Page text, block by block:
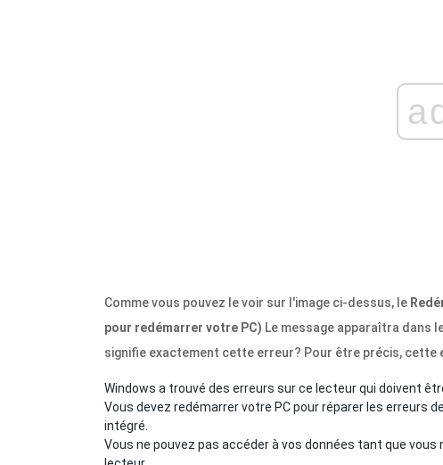
Comme vous pouvez le voir sur l'image ci-dessus, le
pour redémarrer votre PC) Le message apparaîtra dans
signifie exactement cette erreur? Pour être précis, cette
Windows a trouvé des erreurs sur ce lecteur qui doivent
Vous devez redémarrer votre PC pour réparer les erreurs
intégré.
Vous ne pouvez pas accéder à vos données tant que vous